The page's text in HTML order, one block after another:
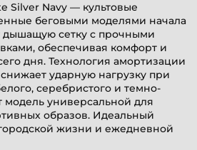
Silver Navy — культовые
беговыми моделями начала
дышащую сетку с прочными
обеспечивая комфорт и
дня. Технология амортизации
ударную нагрузку при
серебристого и темно-
модель универсальной для
образов. Идеальный
жизни и ежедневной